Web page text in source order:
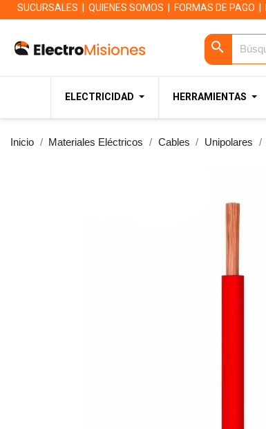
SUCURSALES QUIENES SOMOS FORMAS DE PAGO
search
ELECTRICIDAD HERRAMIENTAS
Inicio Materiales Eléctricos Cables Unipolares